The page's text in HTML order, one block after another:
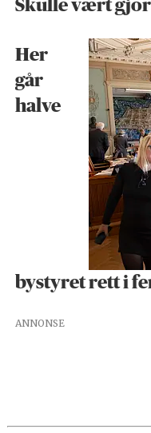
Skulle vært
Her
går
halve
bystyret rett i
ANNONSE